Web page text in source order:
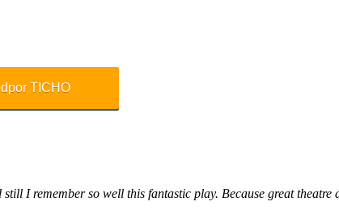
TICHO
I remember so well this fantastic play. Because great theatre